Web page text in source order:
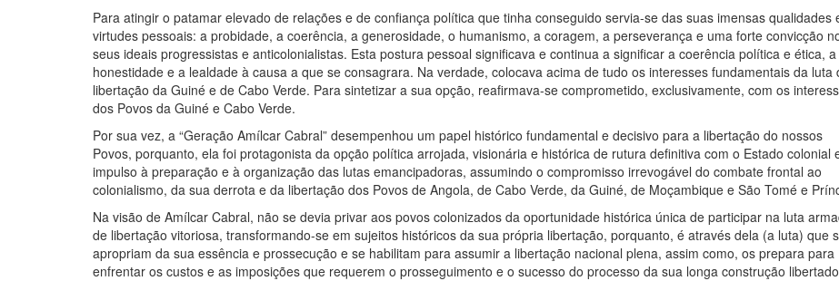
Para atingir o patamar elevado de relações e de confiança política que tinha conseguido servia-se das suas imensas qualidades
virtudes pessoais: a probidade, a coerência, a generosidade, o humanismo, a coragem, a perseverança e uma forte convicção
seus ideais progressistas e anticolonialistas. Esta postura pessoal significava e continua a significar a coerência política e ética, a
honestidade e a lealdade à causa a que se consagrara. Na verdade, colocava acima de tudo os interesses fundamentais da luta
libertação da Guiné e de Cabo Verde. Para sintetizar a sua opção, reafirmava-se comprometido, exclusivamente, com os
dos Povos da Guiné e Cabo Verde.
Por sua vez, a “Geração Amílcar Cabral” desempenhou um papel histórico fundamental e decisivo para a libertação do nossos
Povos, porquanto, ela foi protagonista da opção política arrojada, visionária e histórica de rutura definitiva com o Estado colonial
impulso à preparação e à organização das lutas emancipadoras, assumindo o compromisso irrevogável do combate frontal ao
colonialismo, da sua derrota e da libertação dos Povos de Angola, de Cabo Verde, da Guiné, de Moçambique e São Tomé e
Na visão de Amílcar Cabral, não se devia privar aos povos colonizados da oportunidade histórica única de participar na luta
de libertação vitoriosa, transformando-se em sujeitos históricos da sua própria libertação, porquanto, é através dela (a luta) que
apropriam da sua essência e prossecução e se habilitam para assumir a libertação nacional plena, assim como, os prepara para
enfrentar os custos e as imposições que requerem o prosseguimento e o sucesso do processo da sua longa construção